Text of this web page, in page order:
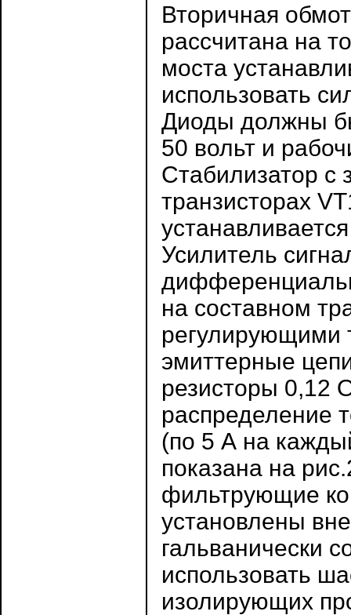
Вторичная
рассчитана на
моста
использовать
Диоды должны
50 вольт и
Стабилизатор с
транзисторах
Усилитель
на составном
регулирующими
эмиттерные
резисторы 0,12
распределение
(по 5 А на
показана на
фильтрующие
установлены
гальванически
использовать
изолирующих